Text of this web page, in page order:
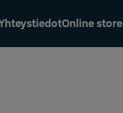
Online store